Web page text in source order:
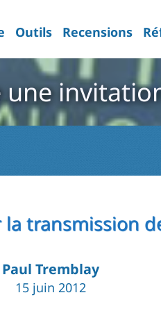
Outils Recensions
une
la transmission
Paul Tremblay
15 juin 2012